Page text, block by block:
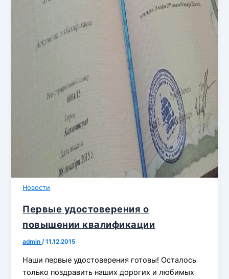
Новости
Первые удостоверения о
повышении квалификации
admin/11.12.2015
Наши первые удостоверения готовы! Осталось
только поздравить наших дорогих и любимых